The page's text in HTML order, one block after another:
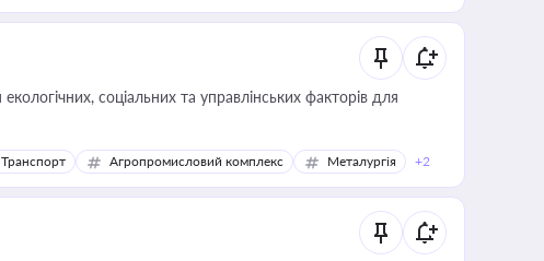
соціальних та управлінських факторів для
Транспорт Агропромисловий комплекс Металургія +2